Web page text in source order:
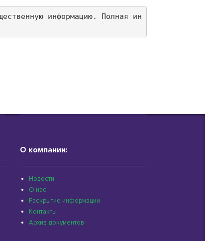
информацию. Полная ин
О компании:
Новости
О нас
Раскрытие информации
Контакты
Архив документов